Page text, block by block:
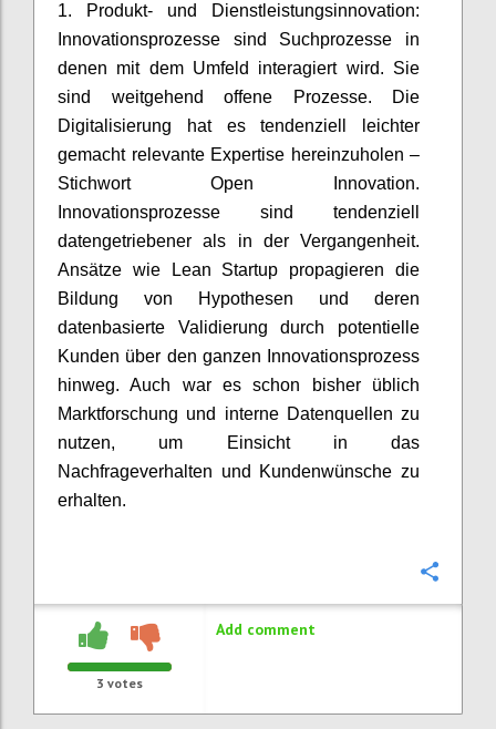
1. Produkt- und Dienstleistungsinnovation:
Innovationsprozesse sind Suchprozesse in
denen mit dem Umfeld interagiert wird. Sie
sind weitgehend offene Prozesse. Die
Digitalisierung hat es tendenziell leichter
gemacht relevante Expertise hereinzuholen –
Stichwort Open Innovation.
Innovationsprozesse sind tendenziell
datengetriebener als in der Vergangenheit.
Ansätze wie Lean Startup propagieren die
Bildung von Hypothesen und deren
datenbasierte Validierung durch potentielle
Kunden über den ganzen Innovationsprozess
hinweg. Auch war es schon bisher üblich
Marktforschung und interne Datenquellen zu
nutzen, um Einsicht in das
Nachfrageverhalten und Kundenwünsche zu
erhalten.
3 votes
Add comment